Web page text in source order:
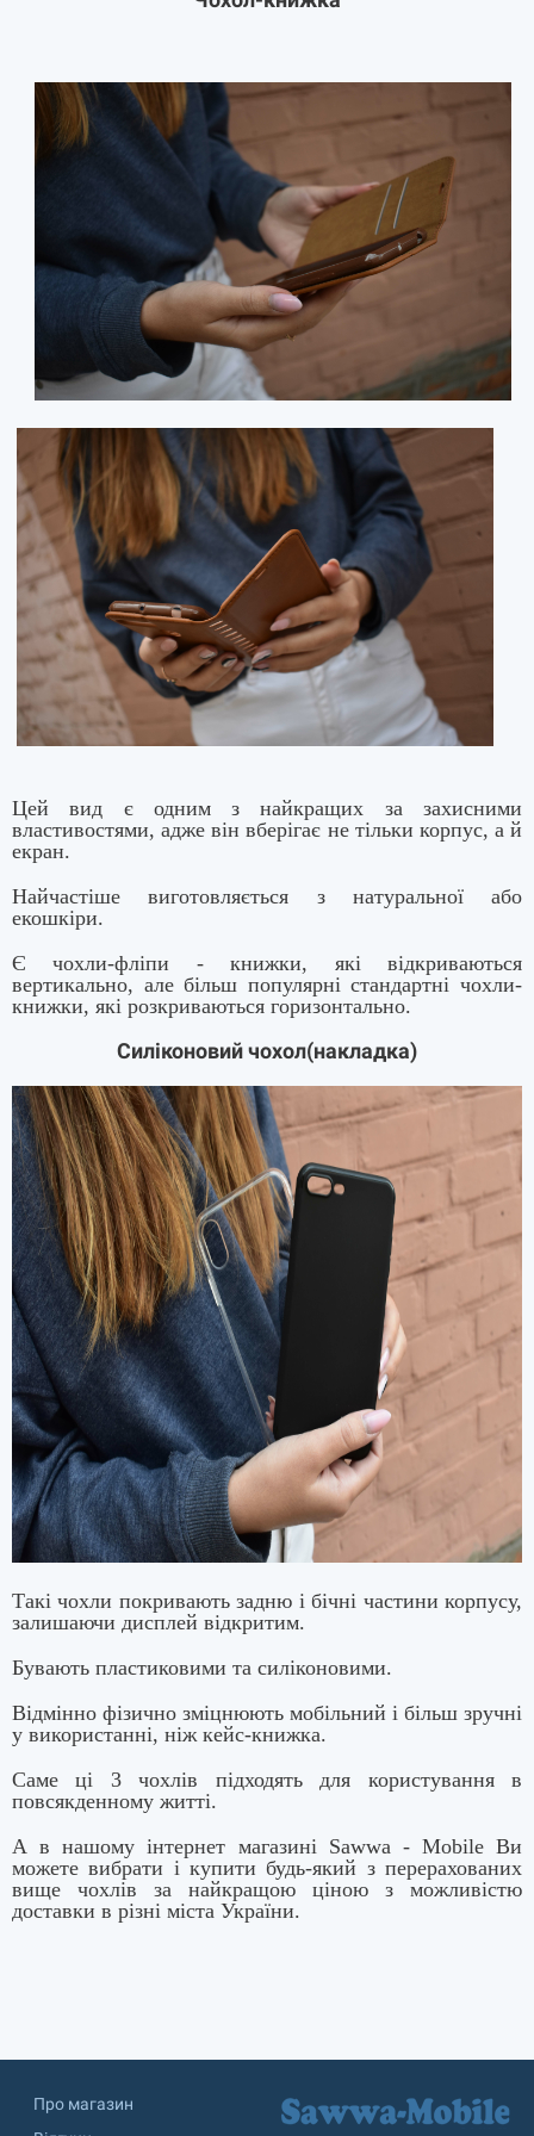
Цей вид є одним з найкращих за захисними
властивостями, адже він вберігає не тільки корпус, а й
екран.
Найчастіше виготовляється з натуральної або
екошкіри.
Є чохли-фліпи - книжки, які відкриваються
вертикально, але більш популярні стандартні чохли-
книжки, які розкриваються горизонтально.
Силіконовий чохол(накладка)
Такі чохли покривають задню і бічні частини корпусу,
залишаючи дисплей відкритим.
Бувають пластиковими та силіконовими.
Відмінно фізично зміцнюють мобільний і більш зручні
у використанні, ніж кейс-книжка.
Cаме ці 3 чохлів підходять для користування в
повсякденному житті.
А в нашому інтернет магазині Sawwa - Mobile Ви
можете вибрати і купити будь-який з перерахованих
вище чохлів за найкращою ціною з можливістю
доставки в різні міста України.
Про магазин